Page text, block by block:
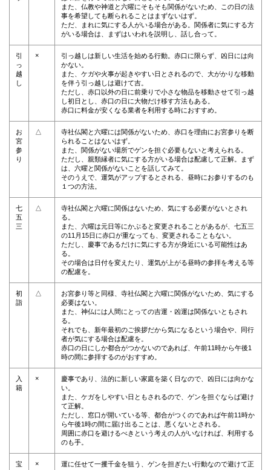
また、仏教や神道と六曜にそもそも関係がないため、この日の法
事を希望しても断られることはまずないはず。
ただ、まれに気にする人がいる場合がある。関係者に気にする方
がいる場合は、まずはいわれを説明し、話し合って。
引
っ
越
し
×
引っ越しは新しい生活を始める行動。赤口に限らず、凶日には向
かない。
また、ケガや火事が起きやすい日とされるので、大がかりな移動
を伴う引っ越しは避けて吉。
ただし、赤口以外の日に前乗りで小さな物品を移動させて引っ越
し初日とし、赤口の日に大物だけ移す方法もある。
赤口に料金が安くなる業者を利用する時におすすめ。
お
宮
参
り
△
寺社仏閣と六曜には関係がないため、赤口を理由にお宮参りを断
られることはないはず。
また、関係がない場所でゲンを担ぐ必要もないと考えられる。
ただし、親類縁者に気にする方がいる場合は配慮して正解。まず
は、六曜と関係がないことを話してみて。
そのうえで、運気がアップするとされる、昼時にお参りするのも
１つの方法。
七
五
三
△
寺社仏閣と六曜に関係はないため、気にする必要がないとされ
る。
また、六曜は元日等にかぶると変更されることがあるが、七五三
の11月15日に赤口が重なっても、変更されることもない。
ただし、慶事であるだけに気にする方が身近にいる可能性はあ
る。
その場合は日付を変えたり、運気が上がる昼時の参拝を考える等
の配慮を。
初
詣
△
お宮参り等と同様、寺社仏閣と六曜に関係がないため、気にする
必要はない。
また、神仏には人間にとっての吉運・凶運は関係ないともされ
る。
それでも、新年最初のご挨拶だから気になるという場合や、同行
者が気にする場合は配慮を。
赤口の日にしか都合がつかないのであれば、午前11時から午後1
時の間に参拝するのがおすすめ。
入
籍
×
慶事であり、法的に新しい家庭を築く日なので、凶日には向かな
い。
また、ケガをしやすい日ともされるので、ゲンを担ぐならば避け
て正解。
ただし、窓口が開いている等、都合がつくのであれば午前11時か
ら午後1時の間に届け出ることは、悪くないとされる。
周囲に赤口を避けるべきという考えの人がいなければ、利用する
のも手。
宝
×
運に任せて一攫千金を狙う、ゲンを担ぎたい行動なので避けて正